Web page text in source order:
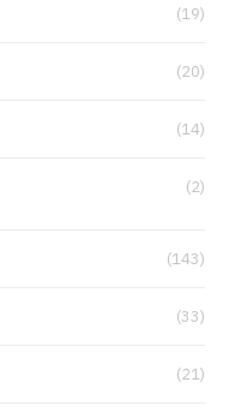
(19)
(20)
(14)
(2)
(143)
(33)
(21)